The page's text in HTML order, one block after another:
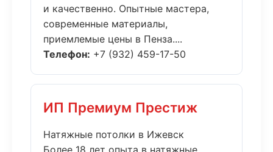
и качественно. Опытные мастера,
современные материалы,
приемлемые цены в Пенза....
Телефон: +7 (932) 459-17-50
ИП Премиум Престиж
Натяжные потолки в Ижевск
Более 18 лет опыта в натяжные